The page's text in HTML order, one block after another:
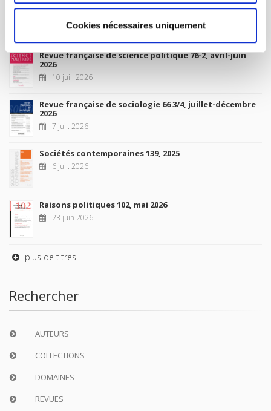
Cookies nécessaires uniquement
Nouveautés
Revue française de science politique 76-2, avril-juin
2026
10 juil. 2026
Revue française de sociologie 66 3/4, juillet-décembre
2026
7 juil. 2026
Sociétés contemporaines 139, 2025
6 juil. 2026
Raisons politiques 102, mai 2026
23 juin 2026
plus de titres
Rechercher
AUTEURS
COLLECTIONS
DOMAINES
REVUES